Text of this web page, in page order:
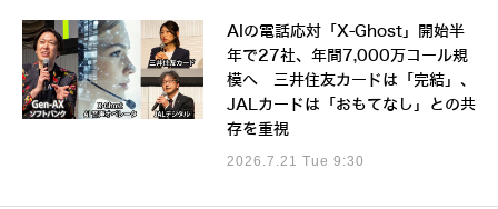
AIの電話応対「X-Ghost」開始半
年で27社、年間7,000万コール規
模へ 三井住友カードは「完結」、
JALカードは「おもてなし」との共
存を重視
2026.7.21 Tue 9:30